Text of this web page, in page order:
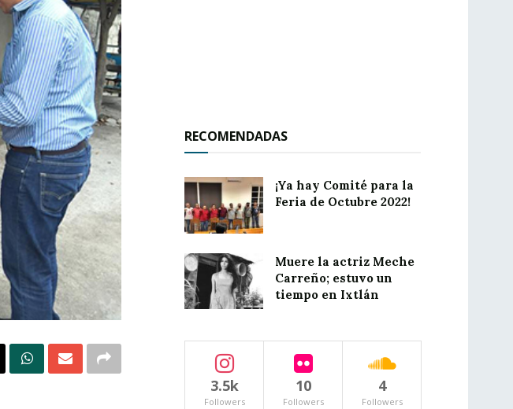
RECOMENDADAS
¡Ya hay Comité para la
Feria de Octubre 2022!
Muere la actriz Meche
Carreño; estuvo un
tiempo en Ixtlán
3.5k
Followers
10
Followers
4
Followers